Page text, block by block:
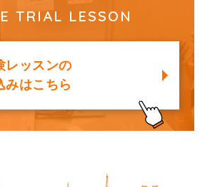
TRIAL LESSON
レッスンの
みはこちら